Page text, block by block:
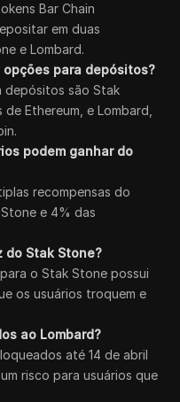
Bar Chain
em duas
e Lombard.
para depósitos?
depósitos são Stak
Ethereum, e Lombard,
podem ganhar do
recompensas do
e 4% das
do Stak Stone?
o Stak Stone possui
os usuários troquem e
ao Lombard?
até 14 de abril
risco para usuários que